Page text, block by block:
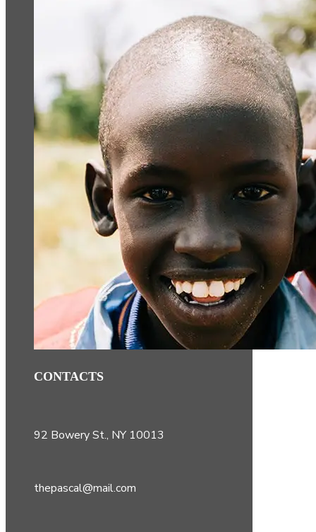
CONTACTS
92 Bowery St., NY 10013
thepascal@mail.com